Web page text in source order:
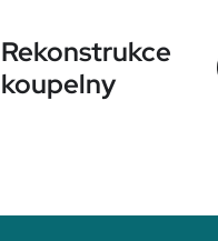
Rekonstrukce
koupelny